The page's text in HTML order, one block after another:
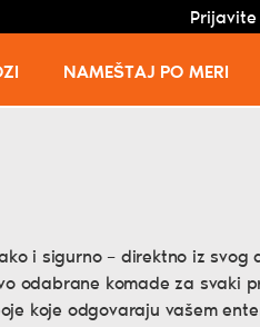
NAMEŠTAJ PO MERI
i sigurno – direktno iz svog
odabrane komade za svaki
koje odgovaraju vašem